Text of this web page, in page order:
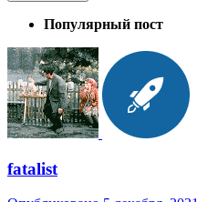
Популярный пост
fatalist